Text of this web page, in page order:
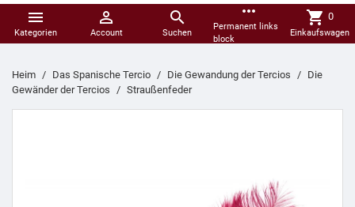

Kategorien

Account

Suchen
more_horiz
Permanent links
block
shopping_cart 0
Einkaufswagen
Heim Das Spanische Tercio Die Gewandung der Tercios
Die
Gewänder der Tercios
Straußenfeder